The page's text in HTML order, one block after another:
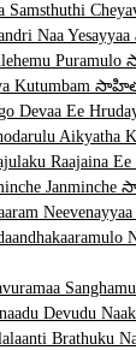
Samsthuthi
Naa
Kutumbam
Devaa Ee
Raajaina
Devudu
Brathuku